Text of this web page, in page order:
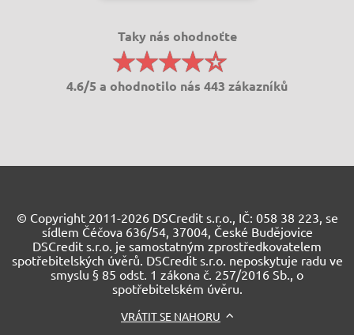
Taky nás ohodnoťte
4.6/5 a ohodnotilo nás 443 zákazníků
© Copyright 2011-2026 DSCredit s.r.o., IČ: 058 38 223, se
sídlem Čéčova 636/54, 37004, České Budějovice
DSCredit s.r.o. je samostatným zprostředkovatelem
spotřebitelských úvěrů. DSCredit s.r.o. neposkytuje radu ve
smyslu § 85 odst. 1 zákona č. 257/2016 Sb., o
spotřebitelském úvěru.
VRÁTIT SE NAHORU